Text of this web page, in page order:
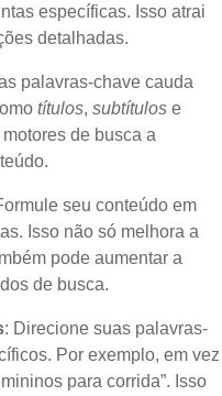
específicas. Isso atrai
detalhadas.
palavras-chave cauda
títulos,subtítulos e
de busca a
seu conteúdo em
Isso não só melhora a
pode aumentar a
de busca.
: Direcione suas palavras-
Por exemplo, em vez
para corrida”. Isso